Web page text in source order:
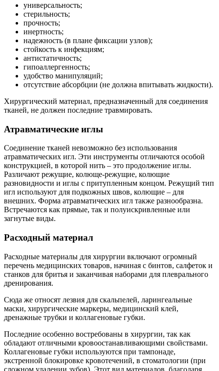
универсальность;
стерильность;
прочность;
инертность;
надежность (в плане фиксации узлов);
стойкость к инфекциям;
антистатичность;
гипоаллергенность;
удобство манипуляций;
отсутствие абсорбции (не должна впитывать жидкости).
Хирургический материал, предназначенный для соединения
тканей, не должен последние травмировать.
Атравматические иглы
Соединение тканей невозможно без использования
атравматических игл. Эти инструменты отличаются особой
конструкцией, в которой нить – это продолжение иглы.
Различают режущие, колюще-режущие, колющие
разновидности и иглы с притупленным концом. Режущий тип
игл используют для подкожных швов, колющие – для
внешних. Форма атравматических игл также разнообразна.
Встречаются как прямые, так и полуискривленные или
загнутые виды.
Расходный материал
Расходные материалы для хирургии включают огромный
перечень медицинских товаров, начиная с бинтов, салфеток и
станков для бритья и заканчивая наборами для плеврального
дренирования.
Сюда же относят лезвия для скальпелей, ларингеальные
маски, хирургические маркеры, медицинский клей,
дренажные трубки и коллагеновые губки.
Последние особенно востребованы в хирургии, так как
обладают отличными кровоостанавливающими свойствами.
Коллагеновые губки используются при тампонаде,
экстренной блокировке кровотечений, в стоматологии (при
сложном удалении зубов). Этот вид материалов, благодаря